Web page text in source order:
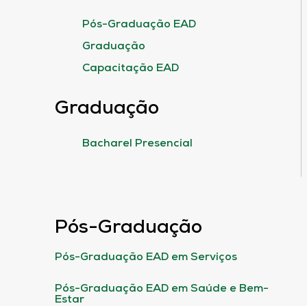
Pós-Graduação EAD
Graduação
Capacitação EAD
Graduação
Bacharel Presencial
Pós-Graduação
Pós-Graduação EAD em Serviços
Pós-Graduação EAD em Saúde e Bem-
Estar